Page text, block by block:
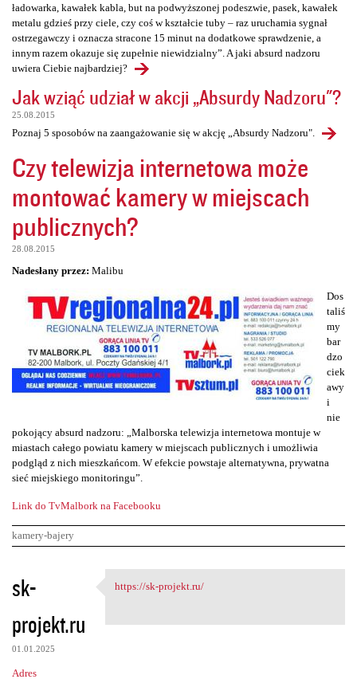
ładowarka, kawałek kabla, but na podwyższonej podeszwie, pasek, kawałek
metalu gdzieś przy ciele, czy coś w kształcie tuby – raz uruchamia sygnał
ostrzegawczy i oznacza stracone 15 minut na dodatkowe sprawdzenie, a
innym razem okazuje się zupełnie niewidzialny”. A jaki absurd nadzoru
uwiera Ciebie najbardziej?
Jak wziąć udział w akcji „Absurdy Nadzoru"?
25.08.2015
Poznaj 5 sposobów na zaangażowanie się w akcję „Absurdy Nadzoru".
Czy telewizja internetowa może
montować kamery w miejscach
publicznych?
28.08.2015
Nadesłany przez: Malibu
Dos
taliś
my
bar
dzo
ciek
awy
i
nie
pokojący absurd nadzoru: „Malborska telewizja internetowa montuje w
miastach całego powiatu kamery w miejscach publicznych i umożliwia
podgląd z nich mieszkańcom. W efekcie powstaje alternatywna, prywatna
sieć miejskiego monitoringu”.
Link do TvMalbork na Facebooku
kamery-bajery
K
o
m
e
n
sk-
projekt.ru
01.01.2025
Adres
https://sk-projekt.ru/
https://sk-projekt.ru/